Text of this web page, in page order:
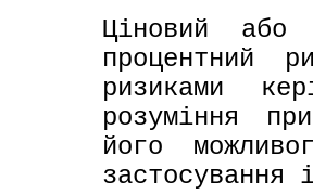
Ціновий або
процентний
ризиками
розуміння
його
застосування